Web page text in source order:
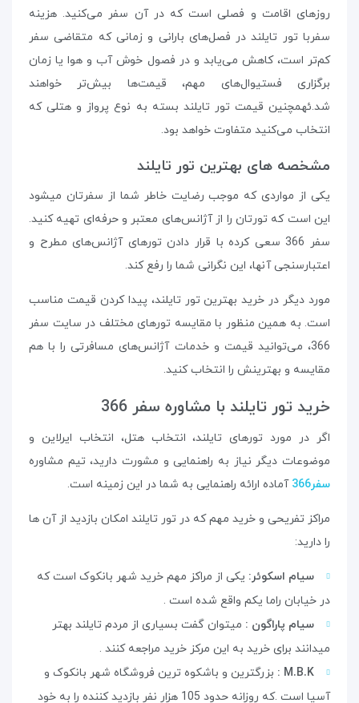
روزهای اقامت و فصلی است که در آن سفر می‌کنید. هزینه
سفربا تور تایلند در فصل‌های بارانی و زمانی که متقاضی سفر
کم‌تر است، کاهش می‌یابد و در فصول خوش آب و هوا یا زمان
برگزاری فستیوال‌های مهم، قیمت‌ها بیش‌تر خواهند
شد.ئهمچنین قیمت تور تایلند بسته به نوع پرواز و هتلی که
انتخاب می‌کنید متفاوت خواهد بود.
مشخصه های بهترین تور تایلند
یکی از مواردی که موجب رضایت خاطر شما از سفرتان میشود
این است که تورتان را از آژانس‌های معتبر و حرفه‌ای تهیه کنید.
سفر 366 سعی کرده با قرار دادن تورهای آژانس‌های مطرح و
اعتبارسنجی آنها، این نگرانی شما را رفع کند.
مورد دیگر در خرید بهترین تور تایلند، پیدا کردن قیمت مناسب
است. به همین منظور با مقایسه تورهای مختلف در سایت سفر
366، می‌توانید قیمت و خدمات آژانس‌های مسافرتی را با هم
مقایسه و بهترینش را انتخاب کنید.
خرید تور تایلند با مشاوره سفر 366
اگر در مورد تورهای تایلند، انتخاب هتل، انتخاب ایرلاین و
موضوعات دیگر نیاز به راهنمایی و مشورت دارید، تیم مشاوره
سفر366
آماده ارائه راهنمایی به شما در این زمینه است.
مراکز تفریحی و خرید مهم که در تور تایلند امکان بازدید از آن ها
را دارید:
سیام اسکوئر: یکی از مراکز مهم خرید شهر بانکوک است که
در خیابان راما یکم واقع شده است .
سیام پاراگون : میتوان گفت بسیاری از مردم تایلند بهتر
میدانند برای خرید به این مرکز خرید مراجعه کنند .
M.B.K :
بزرگترین و باشکوه ترین فروشگاه شهر بانکوک و
آسیا است .که روزانه حدود 105 هزار نفر بازدید کننده را به خود